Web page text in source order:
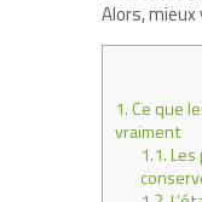
Alors,
1.Ce que
vraiment
1.1.